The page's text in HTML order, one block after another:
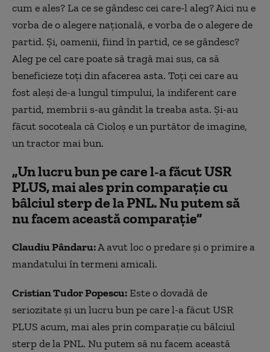
cum e ales? La ce se gândesc cei care-l aleg? Aici nu e
vorba de o alegere națională, e vorba de o alegere de
partid. Și, oamenii, fiind în partid, ce se gândesc?
Aleg pe cel care poate să tragă mai sus, ca să
beneficieze toți din afacerea asta. Toți cei care au
fost aleși de-a lungul timpului, la indiferent care
partid, membrii s-au gândit la treaba asta. Și-au
făcut socoteala că Cioloș e un purtător de imagine,
un tractor mai bun.
„Un lucru bun pe care l-a făcut USR
PLUS, mai ales prin comparație cu
bâlciul sterp de la PNL. Nu putem să
nu facem această comparație”
Claudiu Pândaru:A avut loc o predare și o primire a
mandatului în termeni amicali.
Cristian Tudor Popescu:Este o dovadă de
seriozitate și un lucru bun pe care l-a făcut USR
PLUS acum, mai ales prin comparație cu bâlciul
sterp de la PNL. Nu putem să nu facem această